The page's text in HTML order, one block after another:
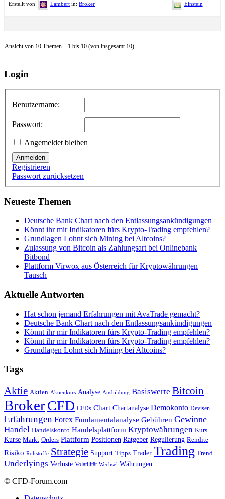
Erstellt von: Lambert in: Broker Einstein
Ansicht von 10 Themen – 1 bis 10 (von insgesamt 10)
Login
Benutzername:
Passwort:
Angemeldet bleiben
Anmelden
Registrieren
Passwort zurücksetzen
Neueste Themen
Deutsche Bank Chart nach den Entlassungsankündigungen
Könnt ihr mir Indikatoren fürs Krypto-Trading empfehlen?
Grundlagen Lohnt sich Mining bei Altcoins?
Zulassung von Bitcoin als Zahlungsart bei Onlinebank
Bitbond
Plattform Virwox aus Österreich für Kryptowährungen
Tausch
Aktuelle Antworten
Hat schon jemand Erfahrungen mit AvaTrade gemacht?
Deutsche Bank Chart nach den Entlassungsankündigungen
Könnt ihr mir Indikatoren fürs Krypto-Trading empfehlen?
Könnt ihr mir Indikatoren fürs Krypto-Trading empfehlen?
Grundlagen Lohnt sich Mining bei Altcoins?
Tags
Aktie Aktien Aktienkurs Analyse Ausbildung Basiswerte Bitcoin
BrokerCFD CFDs Chart Chartanalyse Demokonto Devisen
Erfahrungen Forex Fundamentalanalyse Gebühren Gewinne
Handel Handelskonto Handelsplattform Kryptowährungen Kurs
Kurse Markt Orders Plattform Positionen Ratgeber Regulierung Rendite
Risiko Rohstoffe Strategie Support Tipps Trader Trading Trend
Underlyings Verluste Volatilität Wechsel Währungen
© CFD-Forum.com